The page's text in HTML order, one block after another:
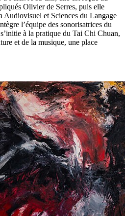
Olivier de Serres, puis elle
Audiovisuel et Sciences du Langage
l’équipe des sonorisatrices du
à la pratique du Tai Chi Chuan,
et de la musique, une place